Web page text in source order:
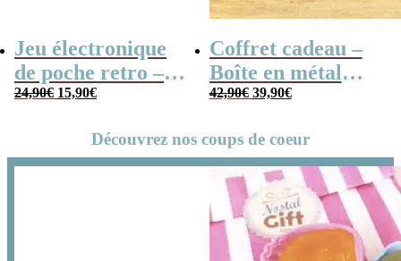
Jeu électronique
de poche retro –
Console vintage
24,90€ Le
prix
15,90€Le
prix
Coffret cadeau –
Boîte en métal
cassette –
années 80 – grand
coffret chocolat
original
42,90€ Le
prix
39,90€Le
prix
Découvrez nos coups de coeur